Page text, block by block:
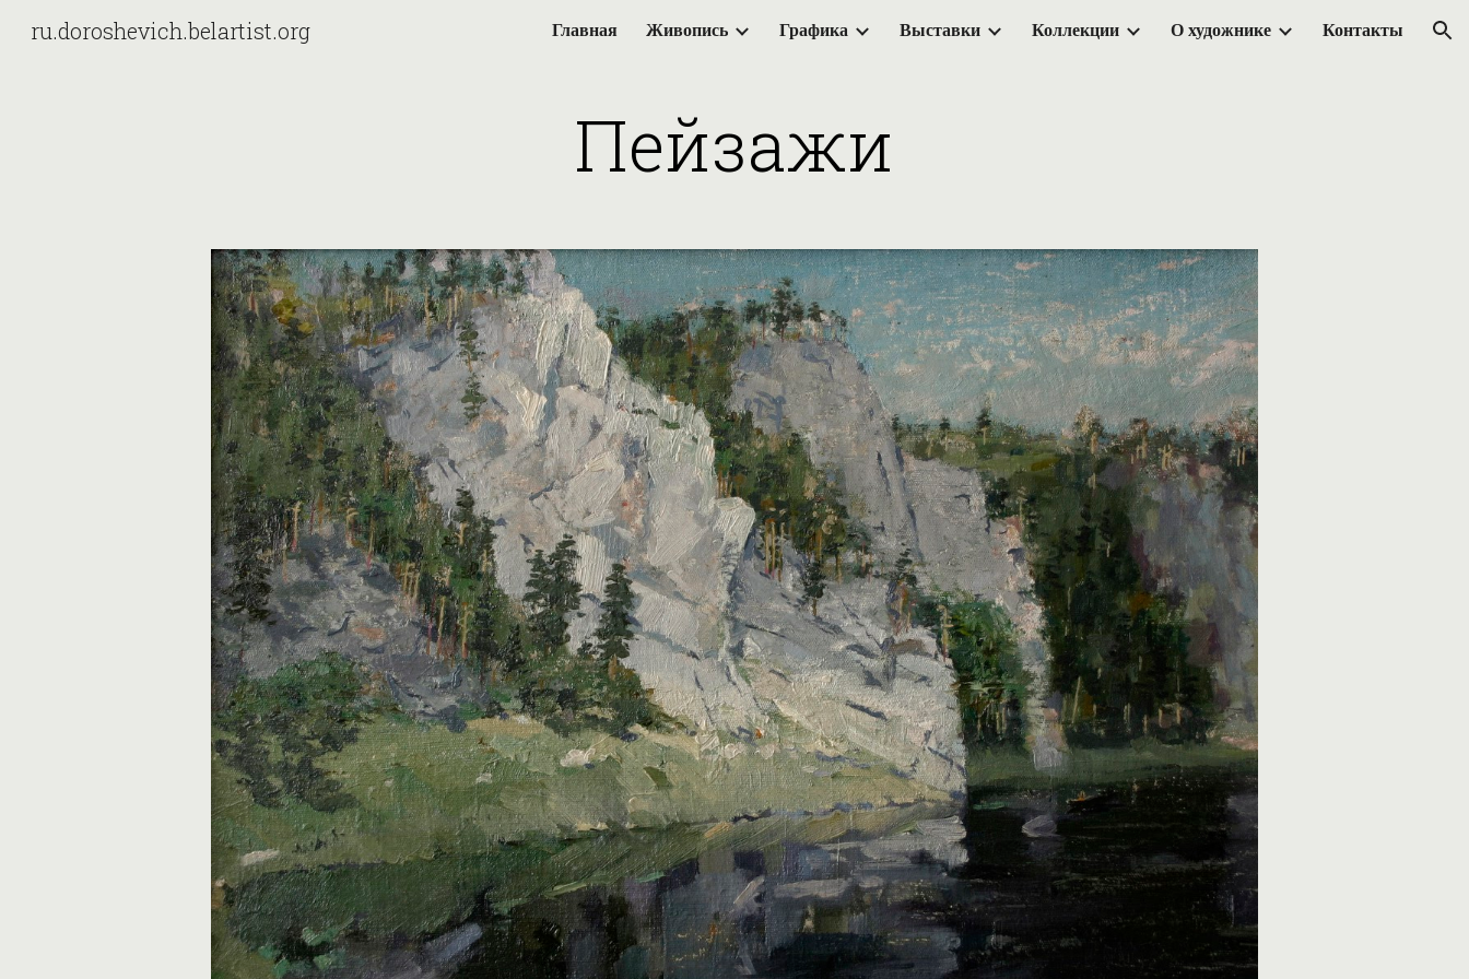
Skip to main content Skip to navigation
ru.doroshevich.belartist.org Главная Живопись Графика Выставки Коллекции О художнике Контакты
Пейзажи